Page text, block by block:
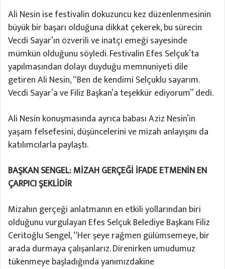
Ali Nesin ise festivalin dokuzuncu kez düzenlenmesinin
büyük bir başarı olduğuna dikkat çekerek, bu sürecin
Vecdi Sayar’ın özverili ve inatçı emeği sayesinde
mümkün olduğunu söyledi. Festivalin Efes Selçuk’ta
yapılmasından dolayı duyduğu memnuniyeti dile
getiren Ali Nesin, “Ben de kendimi Selçuklu sayarım.
Vecdi Sayar’a ve Filiz Başkan’a teşekkür ediyorum” dedi.
Ali Nesin konuşmasında ayrıca babası Aziz Nesin’in
yaşam felsefesini, düşüncelerini ve mizah anlayışını da
katılımcılarla paylaştı.
BAŞKAN SENGEL: MİZAH GERÇEĞİ İFADE ETMENİN EN
ÇARPICI ŞEKLİDİR
Mizahın gerçeği anlatmanın en etkili yollarından biri
olduğunu vurgulayan Efes Selçuk Belediye Başkanı Filiz
Ceritoğlu Sengel, “Her şeye rağmen gülümsemeye, bir
arada durmaya çalışanlarız. Direnirken umudumuz
tükenmeye başladığında yanımızdakine